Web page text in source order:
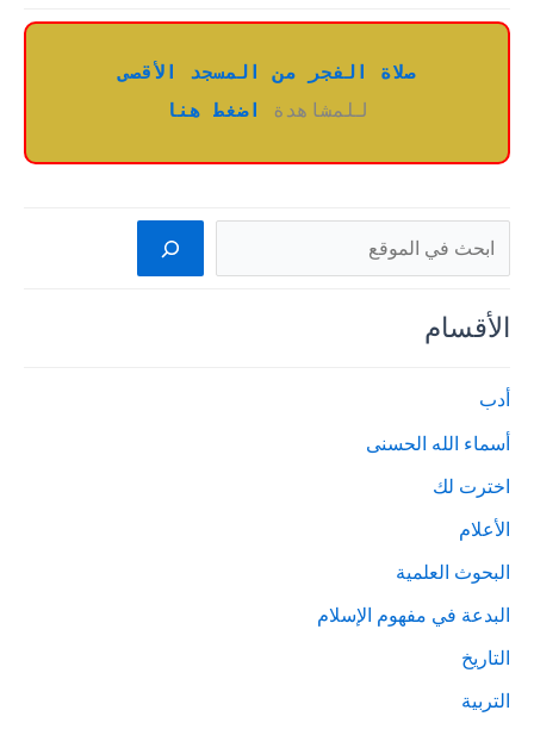
صلاة الفجر من المسجد الأقصى
للمشاهدة
اضغط هنا
البحث
الأقسام
أدب
أسماء الله الحسنى
اخترت لك
الأعلام
البحوث العلمية
البدعة في مفهوم الإسلام
التاريخ
التربية